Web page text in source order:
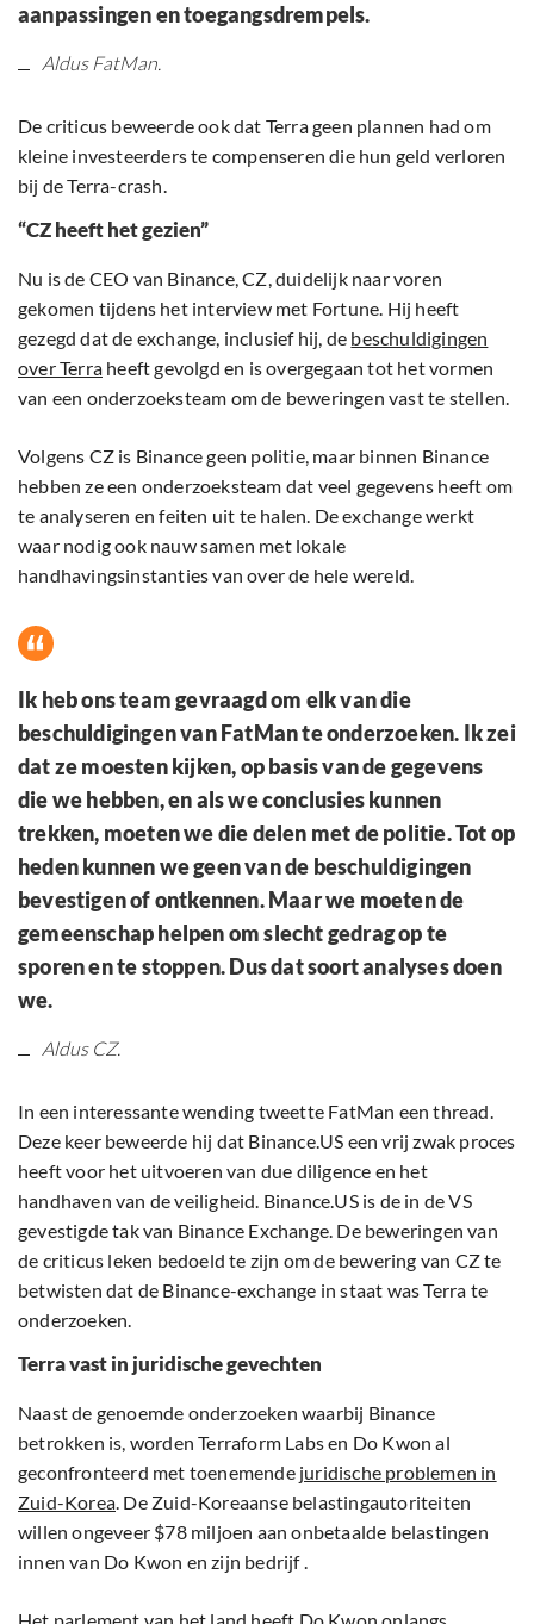
aanpassingen en toegangsdrempels.
Aldus FatMan.
De criticus beweerde ook dat Terra geen plannen had om
kleine investeerders te compenseren die hun geld verloren
bij de Terra-crash.
“CZ heeft het gezien”
Nu is de CEO van Binance, CZ, duidelijk naar voren
gekomen tijdens het interview met Fortune. Hij heeft
gezegd dat de exchange, inclusief hij, de beschuldigingen
over Terra heeft gevolgd en is overgegaan tot het vormen
van een onderzoeksteam om de beweringen vast te stellen.
Volgens CZ is Binance geen politie, maar binnen Binance
hebben ze een onderzoeksteam dat veel gegevens heeft om
te analyseren en feiten uit te halen. De exchange werkt
waar nodig ook nauw samen met lokale
handhavingsinstanties van over de hele wereld.
Ik heb ons team gevraagd om elk van die
beschuldigingen van FatMan te onderzoeken. Ik zei
dat ze moesten kijken, op basis van de gegevens
die we hebben, en als we conclusies kunnen
trekken, moeten we die delen met de politie. Tot op
heden kunnen we geen van de beschuldigingen
bevestigen of ontkennen. Maar we moeten de
gemeenschap helpen om slecht gedrag op te
sporen en te stoppen. Dus dat soort analyses doen
we.
Aldus CZ.
In een interessante wending tweette FatMan een thread.
Deze keer beweerde hij dat Binance.US een vrij zwak proces
heeft voor het uitvoeren van due diligence en het
handhaven van de veiligheid. Binance.US is de in de VS
gevestigde tak van Binance Exchange. De beweringen van
de criticus leken bedoeld te zijn om de bewering van CZ te
betwisten dat de Binance-exchange in staat was Terra te
onderzoeken.
Terra vast in juridische gevechten
Naast de genoemde onderzoeken waarbij Binance
betrokken is, worden Terraform Labs en Do Kwon al
geconfronteerd met toenemende juridische problemen in
Zuid-Korea. De Zuid-Koreaanse belastingautoriteiten
willen ongeveer $78 miljoen aan onbetaalde belastingen
innen van Do Kwon en zijn bedrijf .